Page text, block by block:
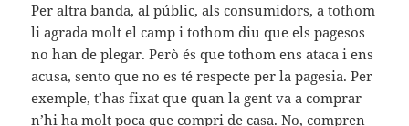
Per altra banda, al públic, als consumidors, a tothom
li agrada molt el camp i tothom diu que els pagesos
no han de plegar. Però és que tothom ens ataca i ens
acusa, sento que no es té respecte per la pagesia. Per
exemple, t’has fixat que quan la gent va a comprar
n’hi ha molt poca que compri de casa. No, compren